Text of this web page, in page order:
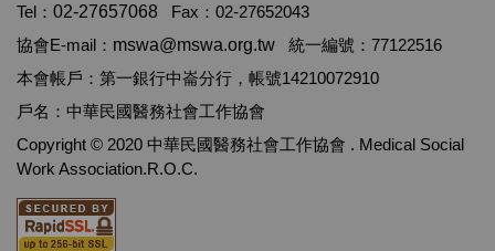
Tel： 02-27657068
Fax：02-27652043
協會E-mail： mswa@mswa.org.tw
統一編號：77122516
本會帳戶：第一銀行中崙分行，帳號14210072910
戶名：中華民國醫務社會工作協會
Copyright © 2020 中華民國醫務社會工作協會 . Medical Social
Work Association.R.O.C.